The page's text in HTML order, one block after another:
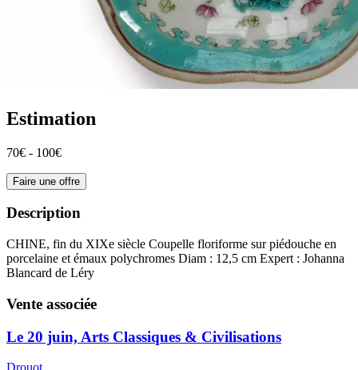
Estimation
70€ - 100€
Faire une offre
Description
CHINE, fin du XIXe siècle Coupelle floriforme sur piédouche en
porcelaine et émaux polychromes Diam : 12,5 cm Expert : Johanna
Blancard de Léry
Vente associée
Le 20 juin, Arts Classiques & Civilisations